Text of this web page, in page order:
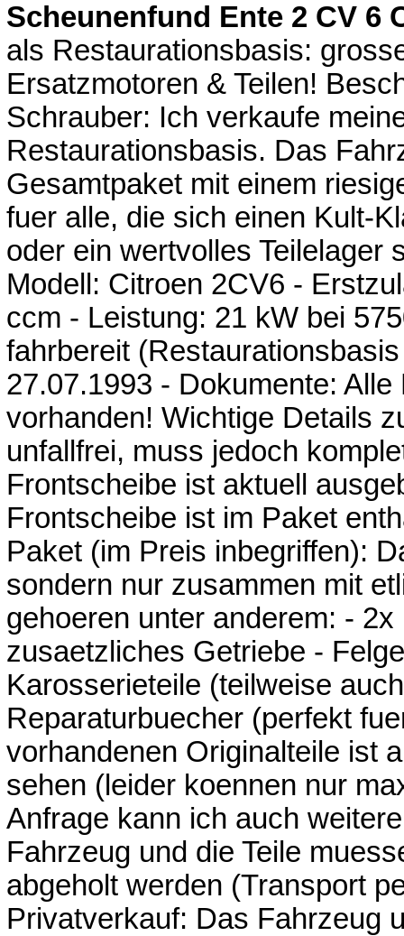
Scheunenfund Ente 2 CV
als Restaurationsbasis:
Ersatzmotoren & Teilen!
Schrauber: Ich verkaufe
Restaurationsbasis. Das
Gesamtpaket mit einem
fuer alle, die sich einen Kult-
oder ein wertvolles Teilelager
Modell: Citroen 2CV6 -
ccm - Leistung: 21 kW bei
fahrbereit
27.07.1993 - Dokumente:
vorhanden! Wichtige Details
unfallfrei, muss jedoch
Frontscheibe ist aktuell
Frontscheibe ist im Paket
Paket (im Preis inbegriffen):
sondern nur zusammen mit
gehoeren unter anderem: -
zusaetzliches Getriebe -
Karosserieteile (teilweise
Reparaturbuecher (perfekt
vorhandenen Originalteile ist
sehen (leider koennen nur
Anfrage kann ich auch
Fahrzeug und die Teile
abgeholt werden (Transport
Privatverkauf: Das Fahrzeug